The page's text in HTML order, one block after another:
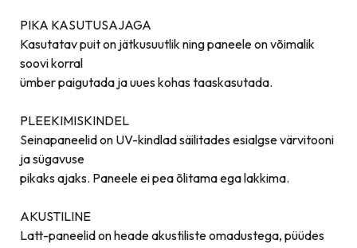
PIKA KASUTUSAJAGA
Kasutatav puit on jätkusuutlik ning paneele on võimalik
soovi korral
ümber paigutada ja uues kohas taaskasutada.
PLEEKIMISKINDEL
Seinapaneelid on UV-kindlad säilitades esialgse värvitooni
ja sügavuse
pikaks ajaks. Paneele ei pea õlitama ega lakkima.
AKUSTILINE
Latt-paneelid on heade akustiliste omadustega, püüdes